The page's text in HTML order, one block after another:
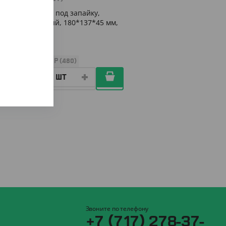
Контейнер под запайку,
прозрачный, 180*137*45 мм,
КОР (480)
Звоните по телефону
+7 (717) 278-37-